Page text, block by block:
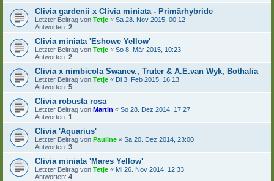
Clivia gardenii x Clivia miniata - Primärhybride
Letzter Beitrag von Tetje « Sa 28. Nov 2015, 00:12
Antworten: 2
Clivia miniata 'Eshowe Yellow'
Letzter Beitrag von Tetje « So 8. Mär 2015, 10:23
Antworten: 2
Clivia x nimbicola Swanev., Truter & A.E.van Wyk, Bothalia
Letzter Beitrag von Tetje « Di 3. Feb 2015, 16:13
Antworten: 5
Clivia robusta rosa
Letzter Beitrag von Martin « So 28. Dez 2014, 17:27
Antworten: 1
Clivia 'Aquarius'
Letzter Beitrag von Pauline « Sa 20. Dez 2014, 23:00
Antworten: 3
Clivia miniata 'Mares Yellow'
Letzter Beitrag von Tetje « Mi 26. Nov 2014, 12:33
Antworten: 4